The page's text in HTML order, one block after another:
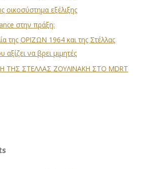
οικοσύστημα εξέλιξης
στην πράξη:
της ΟΡΙΖΩΝ 1964 και της Στέλλας
αξίζει να βρει μιμητές
ΤΗΣ ΣΤΕΛΛΑΣ ΖΟΥΛΙΝΑΚΗ ΣΤΟ MDRT